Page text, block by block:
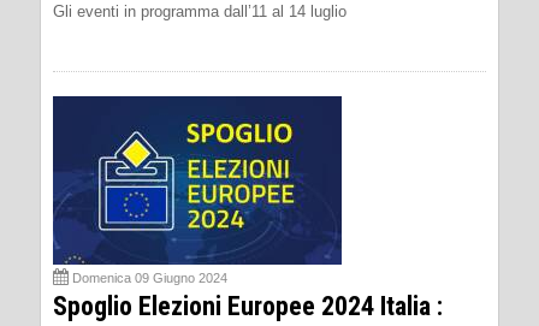
Gli eventi in programma dall’11 al 14 luglio
Domenica 09 Giugno 2024
Spoglio Elezioni Europee 2024 Italia :